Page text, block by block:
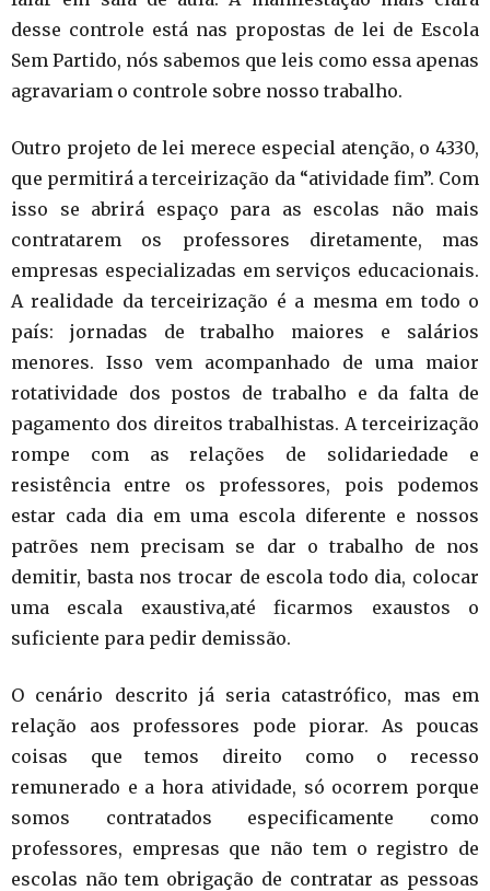
desse controle está nas propostas de lei de Escola
Sem Partido, nós sabemos que leis como essa apenas
agravariam o controle sobre nosso trabalho.
Outro projeto de lei merece especial atenção, o 4330,
que permitirá a terceirização da “atividade fim”. Com
isso se abrirá espaço para as escolas não mais
contratarem os professores diretamente, mas
empresas especializadas em serviços educacionais.
A realidade da terceirização é a mesma em todo o
país: jornadas de trabalho maiores e salários
menores. Isso vem acompanhado de uma maior
rotatividade dos postos de trabalho e da falta de
pagamento dos direitos trabalhistas. A terceirização
rompe com as relações de solidariedade e
resistência entre os professores, pois podemos
estar cada dia em uma escola diferente e nossos
patrões nem precisam se dar o trabalho de nos
demitir, basta nos trocar de escola todo dia, colocar
uma escala exaustiva,até ficarmos exaustos o
suficiente para pedir demissão.
O cenário descrito já seria catastrófico, mas em
relação aos professores pode piorar. As poucas
coisas que temos direito como o recesso
remunerado e a hora atividade, só ocorrem porque
somos contratados especificamente como
professores, empresas que não tem o registro de
escolas não tem obrigação de contratar as pessoas